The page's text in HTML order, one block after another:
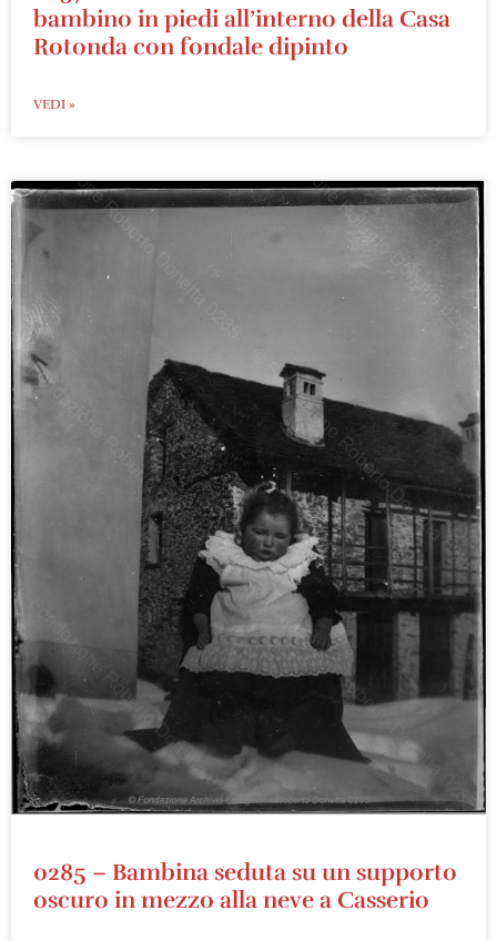
bambino in piedi all’interno della Casa
Rotonda con fondale dipinto
VEDI »
0285 – Bambina seduta su un supporto
oscuro in mezzo alla neve a Casserio